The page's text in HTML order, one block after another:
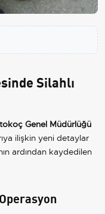
Silahlı
Genel Müdürlüğü
ilişkin yeni detaylar
ardından kaydedilen